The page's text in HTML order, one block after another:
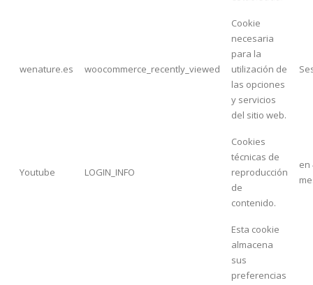
wenature.es woocommerce_recently_viewed
Cookie
necesaria
para la
utilización de
las opciones
y servicios
del sitio web.
Youtube LOGIN_INFO
Cookies
técnicas de
reproducción
de
contenido.
en
Esta cookie
almacena
sus
preferencias